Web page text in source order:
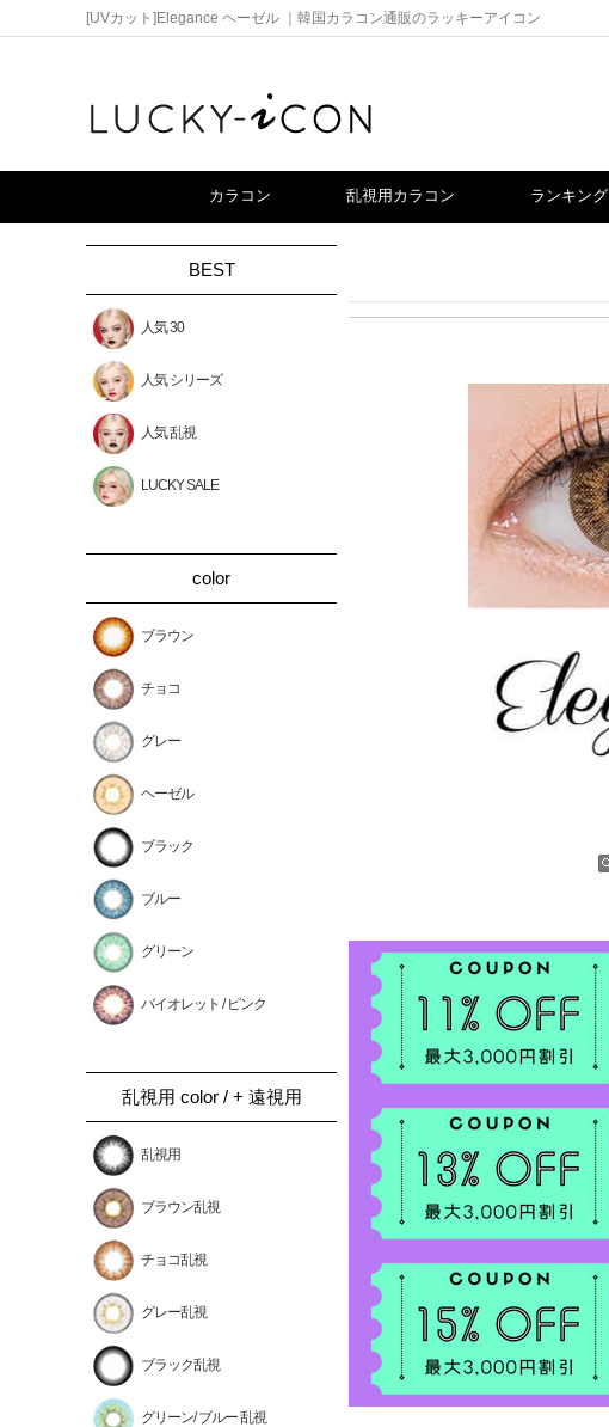
[UVカット]Elegance ヘーゼル ｜韓国カラコン通販のラッキーアイコン
カラコン 乱視用カラコン ランキング
BEST
人気 30
人気 シリーズ
人気 乱視
LUCKY SALE
color
ブラウン
チョコ
グレー
ヘーゼル
ブラック
ブルー
グリーン
バイオレット / ピンク
乱視用 color / + 遠視用
乱視用
ブラウン乱視
チョコ乱視
グレー乱視
ブラック乱視
グリーン/ ブルー 乱視